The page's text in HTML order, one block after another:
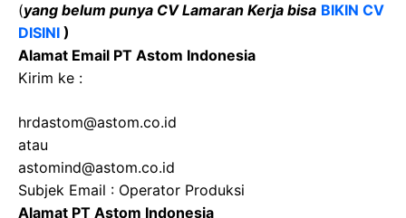
(yang belum punya CV Lamaran Kerja bisa BIKIN CV
DISINI )
Alamat Email PT Astom Indonesia
Kirim ke :
hrdastom@astom.co.id
atau
astomind@astom.co.id
Subjek Email : Operator Produksi
Alamat PT Astom Indonesia